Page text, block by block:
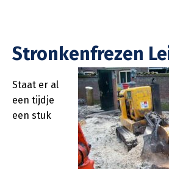
Stronkenfrezen
Staat er al
een tijdje
een stuk